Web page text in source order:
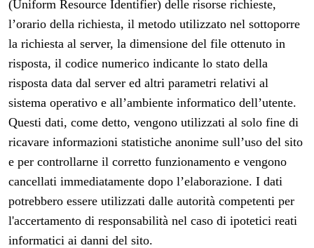
(Uniform Resource Identifier) delle risorse richieste,
l’orario della richiesta, il metodo utilizzato nel sottoporre
la richiesta al server, la dimensione del file ottenuto in
risposta, il codice numerico indicante lo stato della
risposta data dal server ed altri parametri relativi al
sistema operativo e all’ambiente informatico dell’utente.
Questi dati, come detto, vengono utilizzati al solo fine di
ricavare informazioni statistiche anonime sull’uso del sito
e per controllarne il corretto funzionamento e vengono
cancellati immediatamente dopo l’elaborazione. I dati
potrebbero essere utilizzati dalle autorità competenti per
l'accertamento di responsabilità nel caso di ipotetici reati
informatici ai danni del sito.